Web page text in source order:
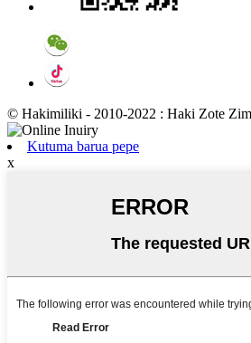
© Hakimiliki - 2010-2022 : Haki Zote
Kutuma barua pepe
x